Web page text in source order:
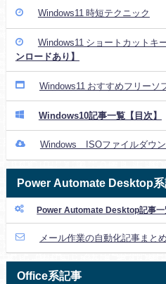
Windows11 時短テクニック
Windows11 ショートカット
ンロードあり】
Windows11 おすすめフリーソ
Windows10記事一覧【目次】
Windows ISOファイルダウ
Power Automate Desktop系
Power Automate Desktop記事一
メール作業の自動化記事まとめ
Office系記事